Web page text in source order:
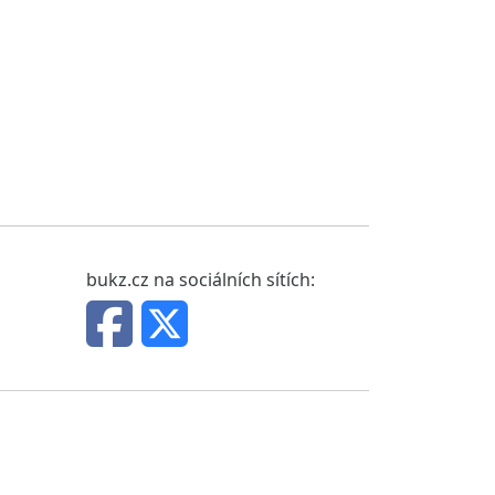
bukz.cz na sociálních sítích: